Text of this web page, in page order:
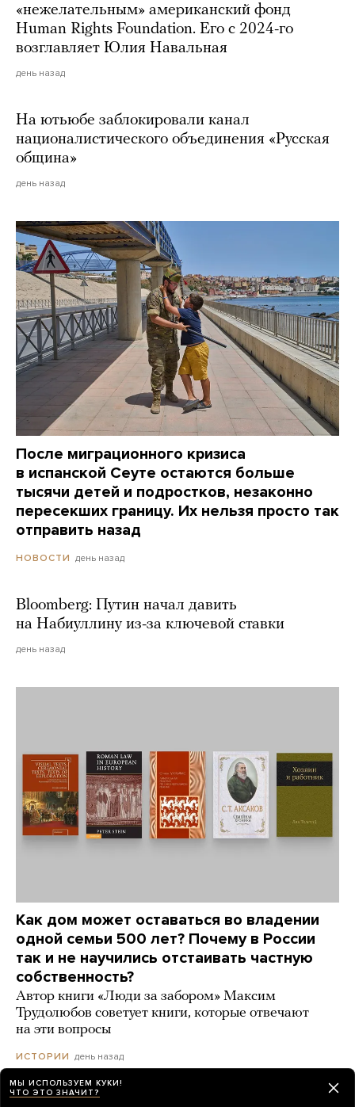
«нежелательным» американский фонд
Human Rights Foundation. Его с 2024-го
возглавляет Юлия Навальная
день назад
На ютьюбе заблокировали канал
националистического объединения «Русская
община»
день назад
После миграционного кризиса
в испанской Сеуте остаются больше
тысячи детей и подростков, незаконно
пересекших границу. Их нельзя просто так
отправить назад
НОВОСТИ день назад
Bloomberg: Путин начал давить
на Набиуллину из-за ключевой ставки
день назад
Как дом может оставаться во владении
одной семьи 500 лет? Почему в России
так и не научились отстаивать частную
собственность?
Автор книги «Люди за забором» Максим
Трудолюбов советует книги, которые отвечают
на эти вопросы
ИСТОРИИ день назад
МЫ ИСПОЛЬЗУЕМ КУКИ!
ЧТО ЭТО ЗНАЧИТ?